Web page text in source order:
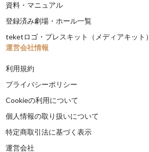
資料・マニュアル
登録済み劇場・ホール一覧
teketロゴ・プレスキット（メディアキット）
運営会社情報
利用規約
プライバシーポリシー
Cookieの利用について
個人情報の取り扱いについて
特定商取引法に基づく表示
運営会社